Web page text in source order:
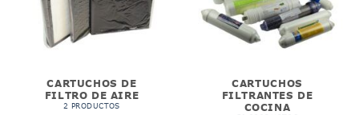
CARTUCHOS DE
FILTRO DE AIRE
2 PRODUCTOS
CARTUCHOS
FILTRANTES DE
COCINA